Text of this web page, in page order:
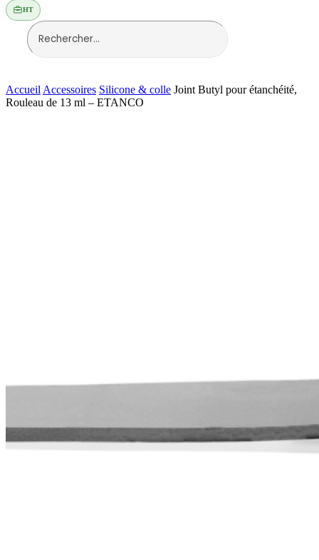
HT
Accueil Accessoires Silicone & colle Joint Butyl pour étanchéité,
Rouleau de 13 ml – ETANCO